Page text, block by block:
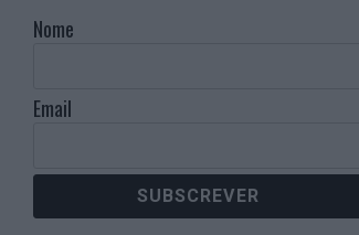
Nome
Email